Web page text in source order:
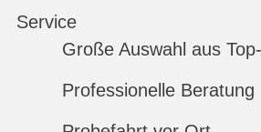
Service
Große Auswahl aus
Professionelle Beratung